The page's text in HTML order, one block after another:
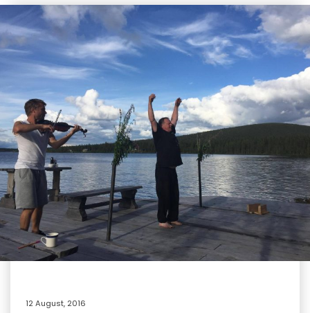
12 August, 2016